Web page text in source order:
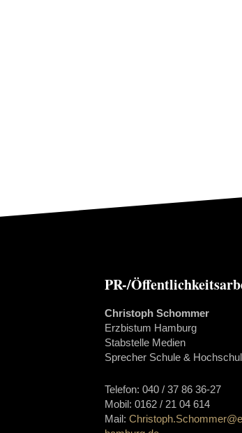
PR-/
Christoph Schommer
Erzbistum Hamburg
Stabstelle Medien
Sprecher Schule &
Telefon: 040 / 37 86 36-27
Mobil: 0162 / 21 04 614
Mail: